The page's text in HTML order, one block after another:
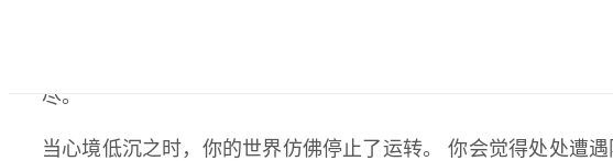
有许多事，使我们在心理上和情绪上感到疲累。 或许是失去了
尽。
当心境低沉之时，你的世界仿佛停止了运转。 你会觉得处处遭